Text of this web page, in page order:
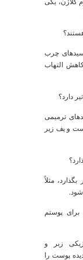
طیف
به یک
است،